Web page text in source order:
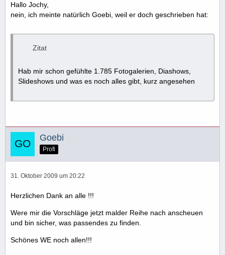
Hallo Jochy,
nein, ich meinte natürlich Goebi, weil er doch geschrieben hat:
Zitat
Hab mir schon gefühlte 1.785 Fotogalerien, Diashows,
Slideshows und was es noch alles gibt, kurz angesehen
Goebi
Profi
31. Oktober 2009 um 20:22
Herzlichen Dank an alle !!!
Were mir die Vorschläge jetzt malder Reihe nach anscheuen
und bin sicher, was passendes zu finden.
Schönes WE noch allen!!!